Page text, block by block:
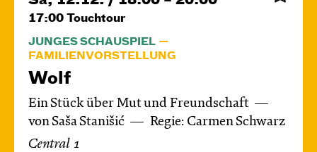
17:00 Touchtour
JUNGES SCHAUSPIEL
FAMILIENVORSTELLUNG
Wolf
Ein Stück über Mut und Freundschaft
von Saša Stanišić
Regie: Carmen Schwarz
Central 1